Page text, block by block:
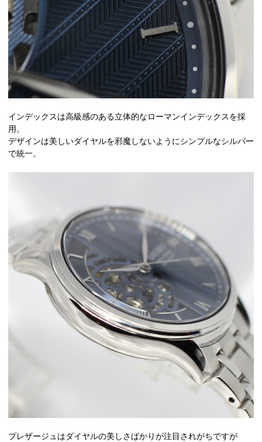
インデックスは高級感のある立体的なローマンインデックスを採
用。
デザインは美しいダイヤルを邪魔しないようにシンプルなシルバー
で統一。
プレザージュはダイヤルの美しさばかりが注目されがちですが